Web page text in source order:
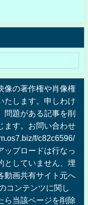
像の著作権や肖像権
たします。申しわけ
問題がある記事を削
ます。お問い合わせ
f/c82c6596/
ップロードは行なっ
としていません、埋
動画共有サイト元へ
コンテンツに関し
ら当該ページを削除